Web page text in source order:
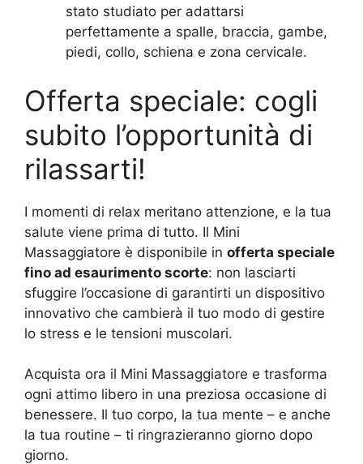
stato studiato per adattarsi
perfettamente a spalle, braccia, gambe,
piedi, collo, schiena e zona cervicale.
Offerta speciale: cogli
subito l’opportunità di
rilassarti!
I momenti di relax meritano attenzione, e la tua
salute viene prima di tutto. Il Mini
Massaggiatore è disponibile in offerta speciale
fino ad esaurimento scorte: non lasciarti
sfuggire l’occasione di garantirti un dispositivo
innovativo che cambierà il tuo modo di gestire
lo stress e le tensioni muscolari.
Acquista ora il Mini Massaggiatore e trasforma
ogni attimo libero in una preziosa occasione di
benessere. Il tuo corpo, la tua mente – e anche
la tua routine – ti ringrazieranno giorno dopo
giorno.